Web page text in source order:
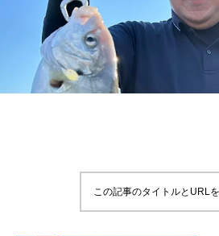
この記事のタイトルとURL